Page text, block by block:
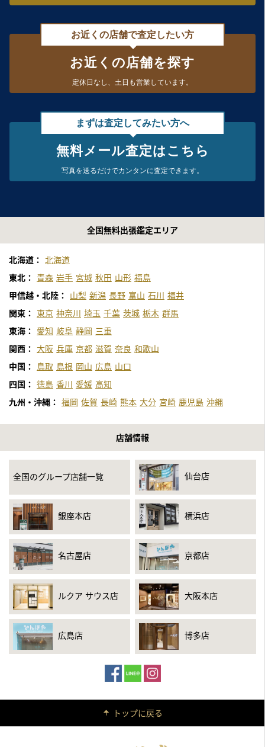
お近くの店舗で査定したい方
お近くの店舗を探す
定休日なし、 土日も営業しています。
まずは査定してみたい方へ
無料メール査定はこちら
写真を送るだけでカンタンに査定できます。
全国無料出張鑑定エリア
北海道： 北海道
東北： 青森 岩手 宮城 秋田 山形 福島
甲信越・北陸：
山梨 新潟 長野 富山 石川 福井
関東：
東京 神奈川 埼玉 千葉 茨城 栃木 群馬
東海：
愛知 岐阜 静岡 三重
関西： 大阪 兵庫 京都 滋賀 奈良 和歌山
中国：
鳥取 島根 岡山 広島 山口
四国： 徳島 香川 愛媛 高知
九州・沖縄： 福岡 佐賀 長崎 熊本 大分 宮崎 鹿児島 沖縄
店舗情報
全国のグループ店舗一覧 仙台店
銀座本店 横浜店
名古屋店 京都店
ルクア サウス店 大阪本店
広島店 博多店
トップに戻る